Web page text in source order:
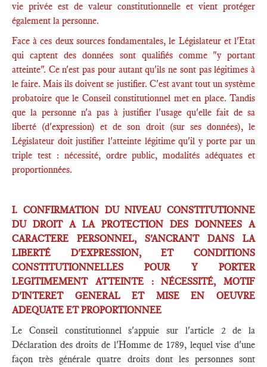
vie privée est de valeur constitutionnelle et vient protéger
également la personne.
Face à ces deux sources fondamentales, le Législateur et l'Etat
qui captent des données sont qualifiés comme "y portant
atteinte". Ce n'est pas pour autant qu'ils ne sont pas légitimes à
le faire. Mais ils doivent se justifier. C'est avant tout un système
probatoire que le Conseil constitutionnel met en place. Tandis
que la personne n'a pas à justifier l'usage qu'elle fait de sa
liberté (d'expression) et de son droit (sur ses données), le
Législateur doit justifier l'atteinte légitime qu'il y porte par un
triple test : nécessité, ordre public, modalités adéquates et
proportionnées.
I. CONFIRMATION DU NIVEAU CONSTITUTIONNE
DU DROIT A LA PROTECTION DES DONNEES A
CARACTERE PERSONNEL, S'ANCRANT DANS LA
LIBERTÉ D'EXPRESSION, ET CONDITIONS
CONSTITUTIONNELLES POUR Y PORTER
LEGITIMEMENT ATTEINTE : NÉCESSITÉ, MOTIF
D'INTERET GENERAL ET MISE EN OEUVRE
ADEQUATE ET PROPORTIONNEE
Le Conseil constitutionnel s'appuie sur l'article 2 de la
Déclaration des droits de l'Homme de 1789, lequel vise d'une
façon très générale quatre droits dont les personnes sont